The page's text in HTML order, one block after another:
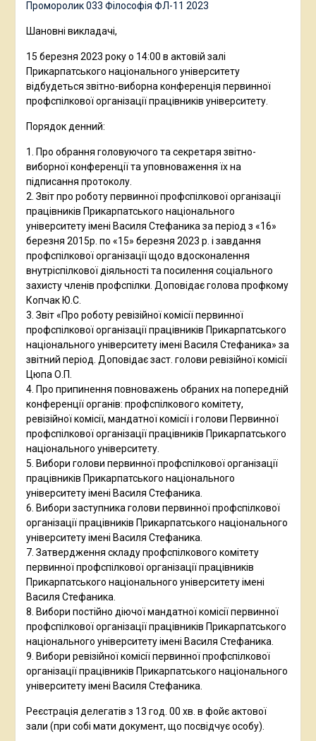
Проморолик 033 Філософія ФЛ-11 2023
Шановні викладачі,
15 березня 2023 року о 14:00 в актовій залі
Прикарпатського національного університету
відбудеться звітно-виборна конференція первинної
профспілкової організації працівників університету.
Порядок денний:
1. Про обрання головуючого та секретаря звітно-
виборної конференції та уповноваження їх на
підписання протоколу.
2. Звіт про роботу первинної профспілкової організації
працівників Прикарпатського національного
університету імені Василя Стефаника за період з «16»
березня 2015р. по «15» березня 2023 р. і завдання
профспілкової організації щодо вдосконалення
внутріспілкової діяльності та посилення соціального
захисту членів профспілки. Доповідає голова профкому
Копчак Ю.С.
3. Звіт «Про роботу ревізійної комісії первинної
профспілкової організації працівників Прикарпатського
національного університету імені Василя Стефаника» за
звітний період. Доповідає заст. голови ревізійної комісії
Цюпа О.П.
4. Про припинення повноважень обраних на попередній
конференції органів: профспілкового комітету,
ревізійної комісії, мандатної комісії і голови Первинної
профспілкової організації працівників Прикарпатського
національного університету.
5. Вибори голови первинної профспілкової організації
працівників Прикарпатського національного
університету імені Василя Стефаника.
6. Вибори заступника голови первинної профспілкової
організації працівників Прикарпатського національного
університету імені Василя Стефаника.
7. Затвердження складу профспілкового комітету
первинної профспілкової організації працівників
Прикарпатського національного університету імені
Василя Стефаника.
8. Вибори постійно діючої мандатної комісії первинної
профспілкової організації працівників Прикарпатського
національного університету імені Василя Стефаника.
9. Вибори ревізійної комісії первинної профспілкової
організації працівників Прикарпатського національного
університету імені Василя Стефаника.
Реєстрація делегатів з 13 год. 00 хв. в фойє актової
зали (при собі мати документ, що посвідчує особу).